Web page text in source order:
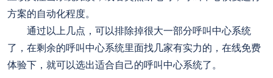
方案的自动化程度。
通过以上几点，可以排除掉很大一部分呼叫中心系统
了，在剩余的呼叫中心系统里面找几家有实力的，在线免费
体验下，就可以选出适合自己的呼叫中心系统了。